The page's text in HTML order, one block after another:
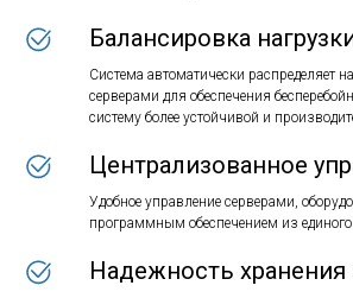
Балансировка
Система автоматически распределяет
серверами для обеспечения
систему более устойчивой и
Централизованное
Удобное управление серверами,
программным обеспечением из
Надежность хранения